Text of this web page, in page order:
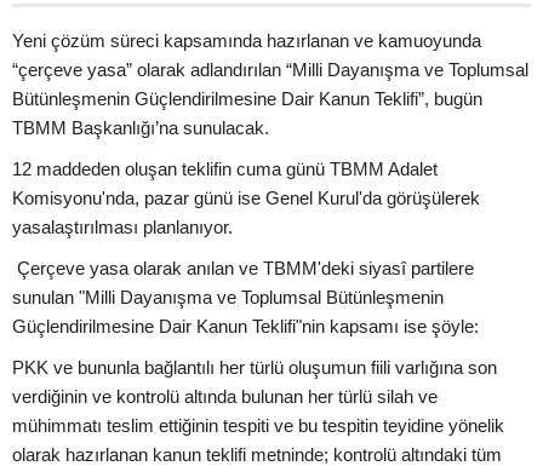
Yeni çözüm süreci kapsamında hazırlanan ve kamuoyunda
“çerçeve yasa” olarak adlandırılan “Milli Dayanışma ve Toplumsal
Bütünleşmenin Güçlendirilmesine Dair Kanun Teklifi”, bugün
TBMM Başkanlığı’na sunulacak.
12 maddeden oluşan teklifin cuma günü TBMM Adalet
Komisyonu'nda, pazar günü ise Genel Kurul'da görüşülerek
yasalaştırılması planlanıyor.
Çerçeve yasa olarak anılan ve TBMM'deki siyasî partilere
sunulan "Milli Dayanışma ve Toplumsal Bütünleşmenin
Güçlendirilmesine Dair Kanun Teklifi"nin kapsamı ise şöyle:
PKK ve bununla bağlantılı her türlü oluşumun fiili varlığına son
verdiğinin ve kontrolü altında bulunan her türlü silah ve
mühimmatı teslim ettiğinin tespiti ve bu tespitin teyidine yönelik
olarak hazırlanan kanun teklifi metninde; kontrolü altındaki tüm